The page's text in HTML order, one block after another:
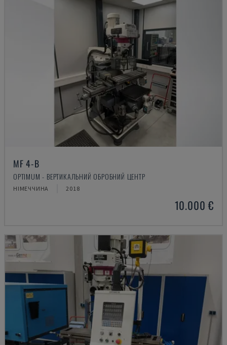
MF 4-B
OPTIMUM - ВЕРТИКАЛЬНИЙ ОБРОБНИЙ ЦЕНТР
НІМЕЧЧИНА 2018
10.000 €